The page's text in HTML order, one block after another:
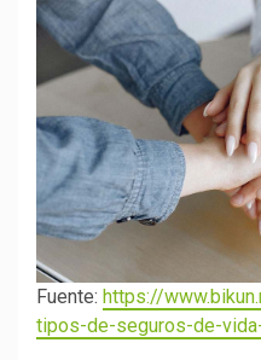
Fuente: https://
tipos-de-seguros-de-